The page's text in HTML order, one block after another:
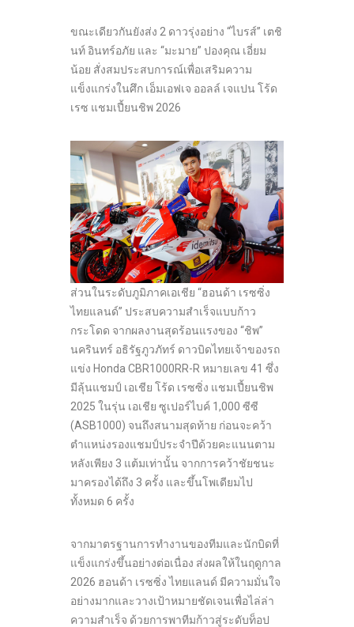
ขณะเดียวกันยังส่ง 2 ดาวรุ่งอย่าง “ไบรส์” เตชิ
นท์ อินทร์อภัย และ “มะมาย” ปองคุณ เอี่ยม
น้อย สั่งสมประสบการณ์เพื่อเสริมความ
แข็งแกร่งในศึก เอ็มเอฟเจ ออลล์ เจแปน โร้ด
เรซ แชมเปี้ยนชิพ 2026
ส่วนในระดับภูมิภาคเอเชีย “ฮอนด้า เรซซิ่ง
ไทยแลนด์” ประสบความสำเร็จแบบก้าว
กระโดด จากผลงานสุดร้อนแรงของ “ชิพ”
นครินทร์ อธิรัฐภูวภัทร์ ดาวบิดไทยเจ้าของรถ
แข่ง Honda CBR1000RR-R หมายเลข 41 ซึ่ง
มีลุ้นแชมป์ เอเชีย โร้ด เรซซิ่ง แชมเปี้ยนชิพ
2025 ในรุ่น เอเชีย ซูเปอร์ไบค์ 1,000 ซีซี
(ASB1000) จนถึงสนามสุดท้าย ก่อนจะคว้า
ตำแหน่งรองแชมป์ประจำปีด้วยคะแนนตาม
หลังเพียง 3 แต้มเท่านั้น จากการคว้าชัยชนะ
มาครองได้ถึง 3 ครั้ง และขึ้นโพเดียมไป
ทั้งหมด 6 ครั้ง
จากมาตรฐานการทำงานของทีมและนักบิดที่
แข็งแกร่งขึ้นอย่างต่อเนื่อง ส่งผลให้ในฤดูกาล
2026 ฮอนด้า เรซซิ่ง ไทยแลนด์ มีความมั่นใจ
อย่างมากและวางเป้าหมายชัดเจนเพื่อไล่ล่า
ความสำเร็จ ด้วยการพาทีมก้าวสู่ระดับท็อป